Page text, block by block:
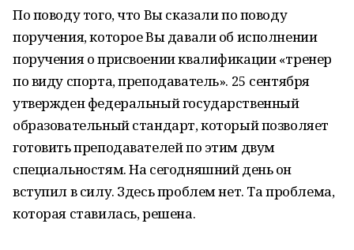
По поводу того, что Вы сказали по поводу
поручения, которое Вы давали об исполнении
поручения о присвоении квалификации «тренер
по виду спорта, преподаватель». 25 сентября
утвержден федеральный государственный
образовательный стандарт, который позволяет
готовить преподавателей по этим двум
специальностям. На сегодняшний день он
вступил в силу. Здесь проблем нет. Та проблема,
которая ставилась, решена.